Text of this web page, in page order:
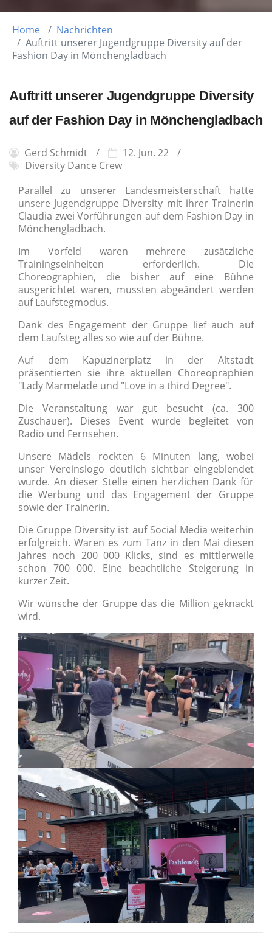
Home
Nachrichten
Auftritt unserer Jugendgruppe Diversity auf der
Fashion Day in Mönchengladbach
Auftritt unserer Jugendgruppe Diversity
auf der Fashion Day in Mönchengladbach
Gerd Schmidt
12. Jun. 22
Diversity Dance Crew
Parallel zu unserer Landesmeisterschaft hatte
unsere Jugendgruppe Diversity mit ihrer Trainerin
Claudia zwei Vorführungen auf dem Fashion Day in
Mönchengladbach.
Im Vorfeld waren mehrere zusätzliche
Trainingseinheiten erforderlich. Die
Choreographien, die bisher auf eine Bühne
ausgerichtet waren, mussten abgeändert werden
auf Laufstegmodus.
Dank des Engagement der Gruppe lief auch auf
dem Laufsteg alles so wie auf der Bühne.
Auf dem Kapuzinerplatz in der Altstadt
präsentierten sie ihre aktuellen Choreopraphien
"Lady Marmelade und "Love in a third Degree".
Die Veranstaltung war gut besucht (ca. 300
Zuschauer). Dieses Event wurde begleitet von
Radio und Fernsehen.
Unsere Mädels rockten 6 Minuten lang, wobei
unser Vereinslogo deutlich sichtbar eingeblendet
wurde. An dieser Stelle einen herzlichen Dank für
die Werbung und das Engagement der Gruppe
sowie der Trainerin.
Die Gruppe Diversity ist auf Social Media weiterhin
erfolgreich. Waren es zum Tanz in den Mai diesen
Jahres noch 200 000 Klicks, sind es mittlerweile
schon 700 000. Eine beachtliche Steigerung in
kurzer Zeit.
Wir wünsche der Gruppe das die Million geknackt
wird.